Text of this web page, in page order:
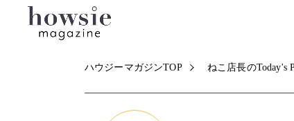
ハウジーマガジンTOP ねこ店長のToday's